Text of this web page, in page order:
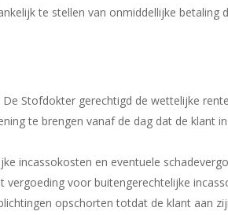
te stellen van onmiddellijke betaling
Stofdokter gerechtigd de wettelijke
te brengen vanaf de dag dat de klant
incassokosten en eventuele
voor buitengerechtelijke
opschorten totdat de klant aan